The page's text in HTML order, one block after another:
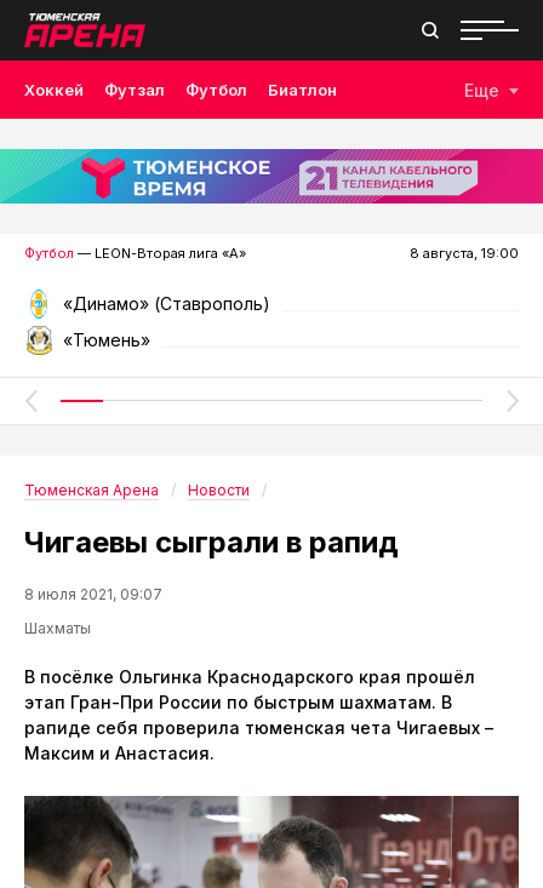
Хоккей Футзал Футбол Биатлон
Лыжные гонки Волейбол Плавание Дзюдо
Скалолазание Велоспорт Бокс
Еще
Футбол — LEON-Вторая лига «А» 8 августа, 19:00
«Динамо» (Ставрополь)
«Тюмень»
Тюменская Арена Новости
Чигаевы сыграли в рапид
8 июля 2021, 09:07
Шахматы
В посёлке Ольгинка Краснодарского края прошёл
этап Гран-При России по быстрым шахматам. В
рапиде себя проверила тюменская чета Чигаевых –
Максим и Анастасия.